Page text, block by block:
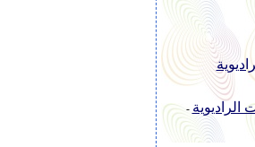
الراديوية -